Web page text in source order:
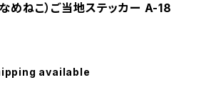
めねこ）ご当地ステッカー A-18
available